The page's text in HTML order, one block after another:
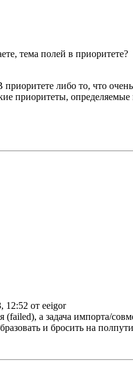
тема полей в приоритете?
либо то, что
приоритеты,
12:52 от eeigor
а задача импорта/
и бросить на